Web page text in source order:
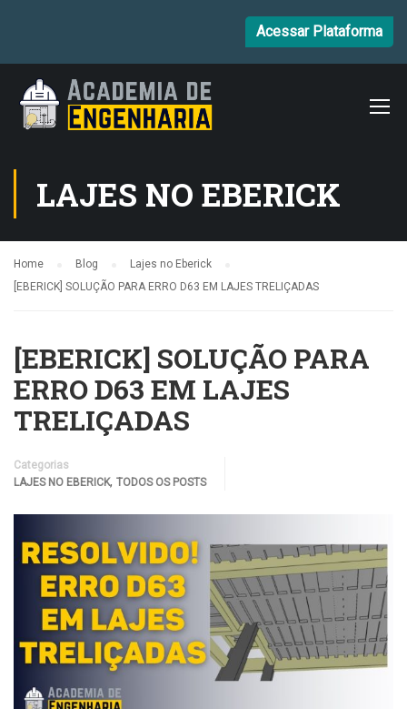
Acessar Plataforma
LAJES NO EBERICK
Home Blog
Lajes no Eberick
[EBERICK] SOLUÇÃO PARA ERRO D63 EM LAJES TRELIÇADAS
[EBERICK] SOLUÇÃO PARA
ERRO D63 EM LAJES
TRELIÇADAS
Categorias
LAJES NO EBERICK, TODOS OS POSTS